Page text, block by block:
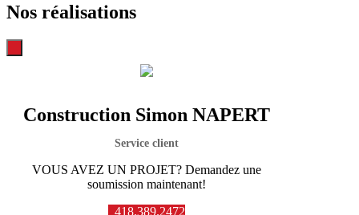
Nos réalisations
Construction Simon NAPERT
Service client
VOUS AVEZ UN PROJET? Demandez une
soumission maintenant!
418.389.2472